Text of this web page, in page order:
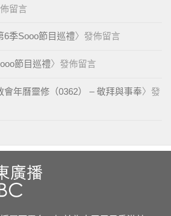
留言
6季Sooo節目巡禮〉發佈留言
節目巡禮〉發佈留言
會年曆靈修（0362） – 敬拜與事奉〉發